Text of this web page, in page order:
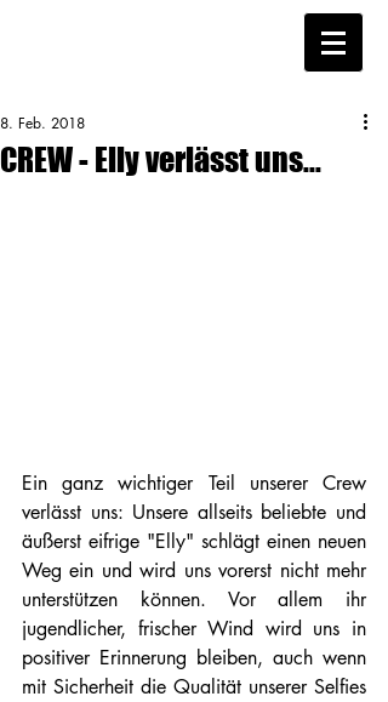
CREW - Elly verlässt uns...
8. Feb. 2018
Ein ganz wichtiger Teil unserer Crew
verlässt uns: Unsere allseits beliebte und
äußerst eifrige "Elly" schlägt einen neuen
Weg ein und wird uns vorerst nicht mehr
unterstützen können. Vor allem ihr
jugendlicher, frischer Wind wird uns in
positiver Erinnerung bleiben, auch wenn
mit Sicherheit die Qualität unserer Selfies